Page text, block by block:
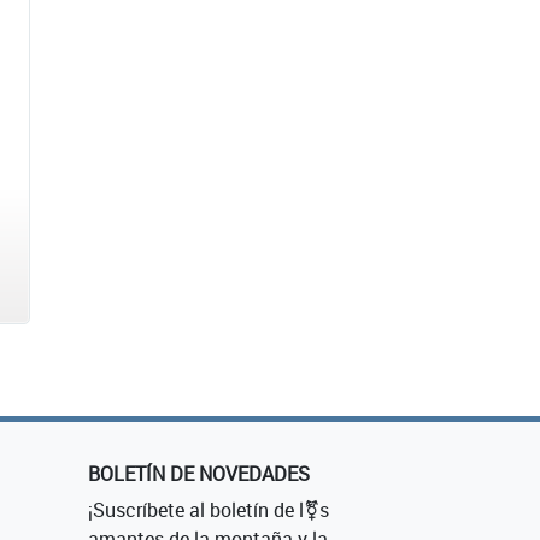
BOLETÍN DE NOVEDADES
¡Suscríbete al boletín de l⚧s